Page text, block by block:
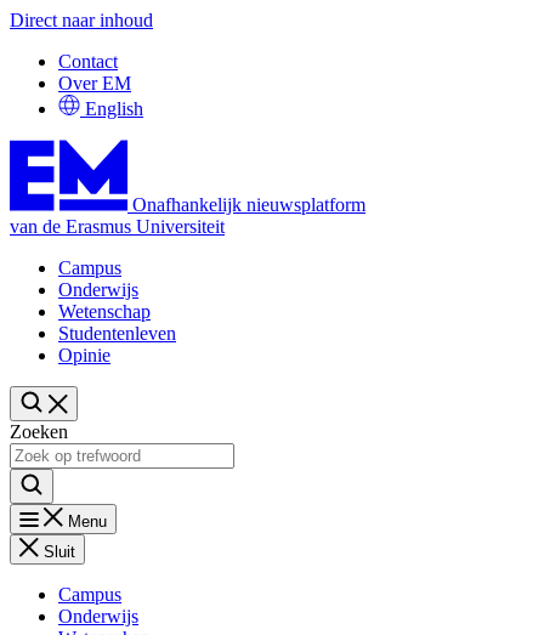
Direct naar inhoud
Contact
Over EM
English
Onafhankelijk nieuwsplatform
van de Erasmus Universiteit
Campus
Onderwijs
Wetenschap
Studentenleven
Opinie
Zoeken
Menu
Sluit
Campus
Onderwijs